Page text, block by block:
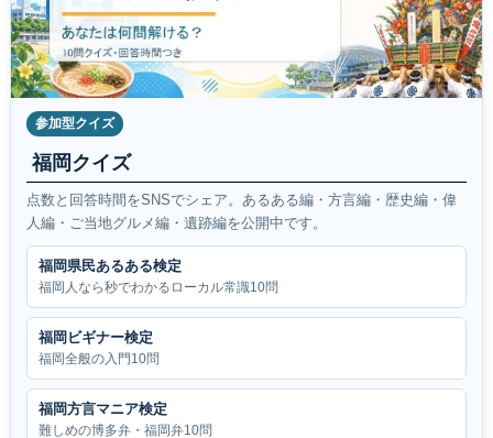
参加型クイズ
福岡クイズ
点数と回答時間をSNSでシェア。あるある編・方言編・歴史編・偉
人編・ご当地グルメ編・遺跡編を公開中です。
福岡県民あるある検定
福岡人なら秒でわかるローカル常識10問
福岡ビギナー検定
福岡全般の入門10問
福岡方言マニア検定
難しめの博多弁・福岡弁10問